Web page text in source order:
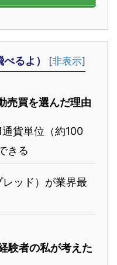
るよ） [非表示]
売買を選んだ理由
貨単位（約100
きる
ッド）が業界最
験者の私が考えた